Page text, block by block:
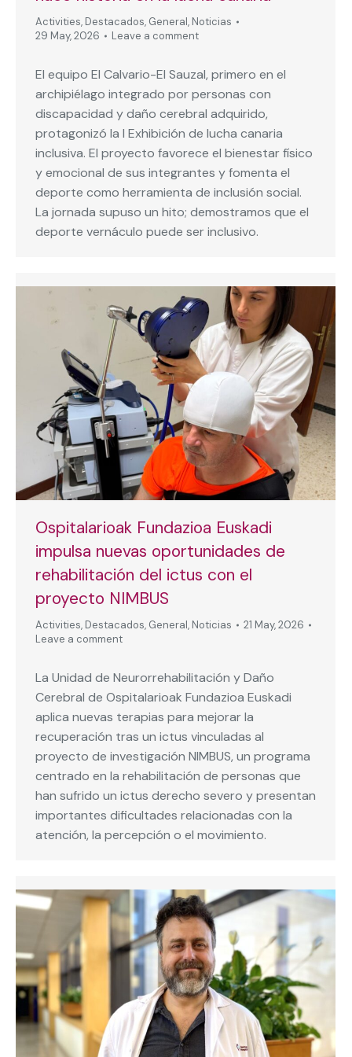
Activities, Destacados, General, Noticias
29 May, 2026
Leave a comment
El equipo El Calvario-El Sauzal, primero en el
archipiélago integrado por personas con
discapacidad y daño cerebral adquirido,
protagonizó la I Exhibición de lucha canaria
inclusiva. El proyecto favorece el bienestar físico
y emocional de sus integrantes y fomenta el
deporte como herramienta de inclusión social.
La jornada supuso un hito; demostramos que el
deporte vernáculo puede ser inclusivo.
Ospitalarioak Fundazioa Euskadi
impulsa nuevas oportunidades de
rehabilitación del ictus con el
proyecto NIMBUS
Activities, Destacados, General, Noticias
21 May, 2026
Leave a comment
La Unidad de Neurorrehabilitación y Daño
Cerebral de Ospitalarioak Fundazioa Euskadi
aplica nuevas terapias para mejorar la
recuperación tras un ictus vinculadas al
proyecto de investigación NIMBUS, un programa
centrado en la rehabilitación de personas que
han sufrido un ictus derecho severo y presentan
importantes dificultades relacionadas con la
atención, la percepción o el movimiento.